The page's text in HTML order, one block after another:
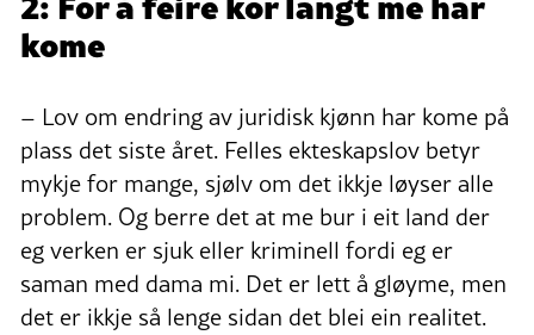
kome
– Lov om endring av juridisk kjønn har kome på
plass det siste året. Felles ekteskapslov betyr
mykje for mange, sjølv om det ikkje løyser alle
problem. Og berre det at me bur i eit land der
eg verken er sjuk eller kriminell fordi eg er
saman med dama mi. Det er lett å gløyme, men
det er ikkje så lenge sidan det blei ein realitet.